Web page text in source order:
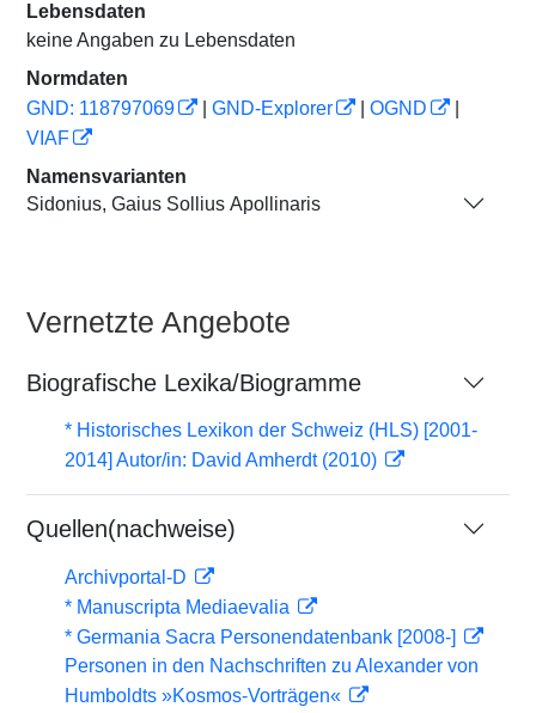
Lebensdaten
keine Angaben zu Lebensdaten
Normdaten
GND: 118797069
GND-Explorer OGND
VIAF
Namensvarianten
Sidonius, Gaius Sollius Apollinaris
Vernetzte Angebote
Biografische Lexika/Biogramme
* Historisches Lexikon der Schweiz (HLS) [2001-
2014] Autor/in: David Amherdt (2010)
Quellen(nachweise)
Archivportal-D
* Manuscripta Mediaevalia
* Germania Sacra Personendatenbank [2008-]
Personen in den Nachschriften zu Alexander von
Humboldts »Kosmos-Vorträgen«